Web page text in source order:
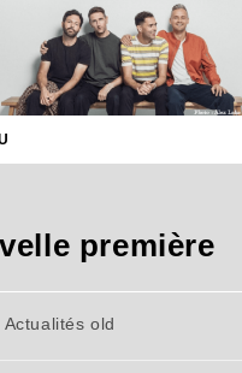
première
Actualités old